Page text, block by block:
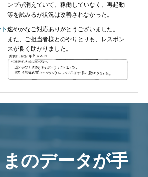
ンプが消えていて、稼働していなく、再起動
等を試みるが状況は改善されなかった。
速やかなご対応ありがとうございました。
また、ご担当者様とのやりとりも、レスポン
スが良く助かりました。
のデータが手